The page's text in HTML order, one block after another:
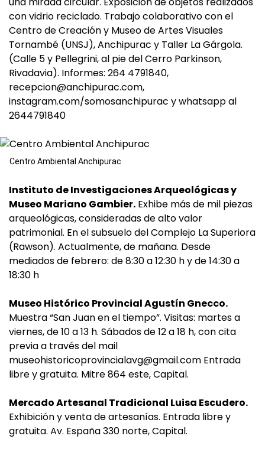
con vidrio reciclado. Trabajo colaborativo con el
Centro de Creación y Museo de Artes Visuales
Tornambé (UNSJ), Anchipurac y Taller La Gárgola.
(Calle 5 y Pellegrini, al pie del Cerro Parkinson,
Rivadavia). Informes: 264 4791840,
recepcion@anchipurac.com,
instagram.com/somosanchipurac y whatsapp al
2644791840
Centro Ambiental Anchipurac
Instituto de Investigaciones Arqueológicas y
Museo Mariano Gambier. Exhibe más de mil piezas
arqueológicas, consideradas de alto valor
patrimonial. En el subsuelo del Complejo La Superiora
(Rawson). Actualmente, de mañana. Desde
mediados de febrero: de 8:30 a 12:30 h y de 14:30 a
18:30 h
Museo Histórico Provincial Agustín Gnecco.
Muestra “San Juan en el tiempo”. Visitas: martes a
viernes, de 10 a 13 h. Sábados de 12 a 18 h, con cita
previa a través del mail
museohistoricoprovincialavg@gmail.com Entrada
libre y gratuita. Mitre 864 este, Capital.
Mercado Artesanal Tradicional Luisa Escudero.
Exhibición y venta de artesanías. Entrada libre y
gratuita. Av. España 330 norte, Capital.